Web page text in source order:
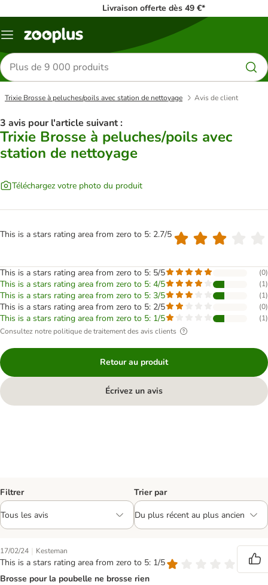
Livraison offerte dès 49 €*
Menu
Rechercher
des
produits
Trixie Brosse à peluches/poils avec station de nettoyage Avis de client
3 avis pour l'article suivant :
Trixie Brosse à peluches/poils avec
station de nettoyage
Téléchargez votre photo du produit
This is a stars rating area from zero to 5: 2.7/5
This is a stars rating area from zero to 5: 5/5 (0)
This is a stars rating area from zero to 5: 4/5 (1)
This is a stars rating area from zero to 5: 3/5 (1)
This is a stars rating area from zero to 5: 2/5 (0)
This is a stars rating area from zero to 5: 1/5 (1)
Consultez notre politique de traitement des avis clients
Retour au produit
Écrivez un avis
Filtrer Trier par
17/02/24 | Kesteman
This is a stars rating area from zero to 5: 1/5
Brosse pour la poubelle ne brosse rien